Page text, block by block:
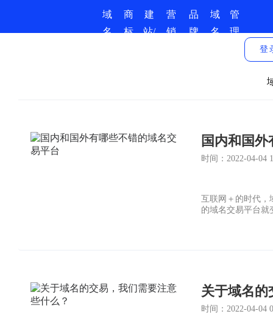
域
名
商
标
建
站/
营
销
品
牌
域
名
管
理
登
国内和国
时间：2022-04-04
互联网＋的时代，
的域名交易平台就
关于域名的
时间：2022-04-04